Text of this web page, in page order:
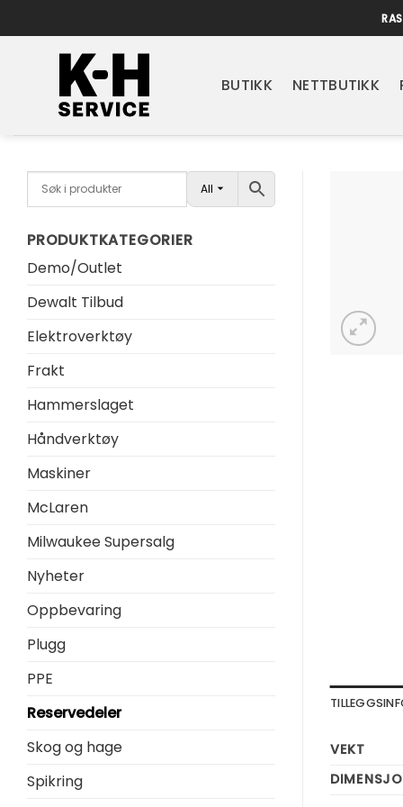
to
BUTIKK NETTBUTIKK
All
PRODUKTKATEGORIER
Demo/Outlet
Dewalt Tilbud
Elektroverktøy
Frakt
Hammerslaget
Håndverktøy
Maskiner
McLaren
Milwaukee Supersalg
Nyheter
Oppbevaring
Plugg
PPE
Reservedeler
Skog og hage
Spikring
VEKT